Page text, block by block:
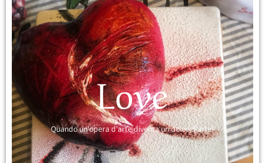
Love
Quando un'opera d'arte diventa un dolce d'arte!